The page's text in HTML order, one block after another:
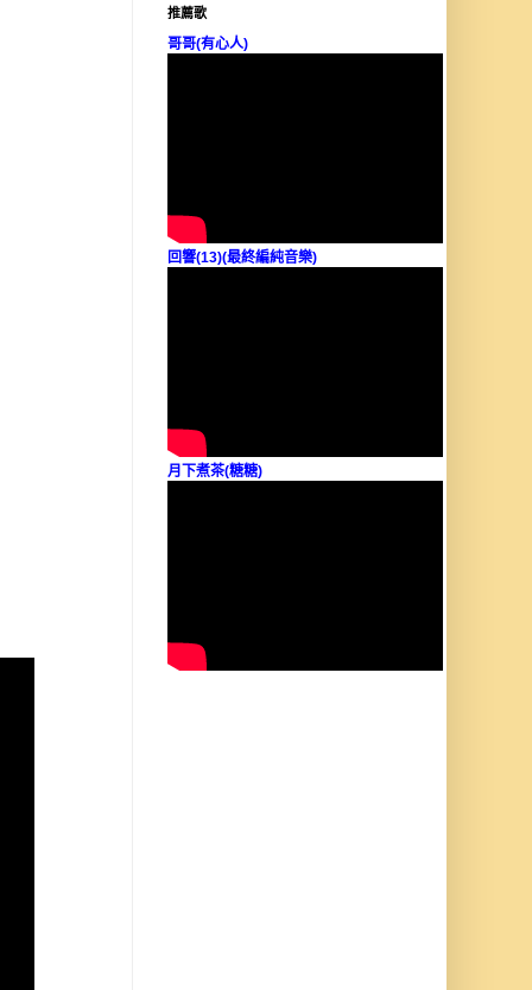
推薦歌
哥哥(有心人)
回響(13)(最終編純音樂)
月下煮茶(糖糖)